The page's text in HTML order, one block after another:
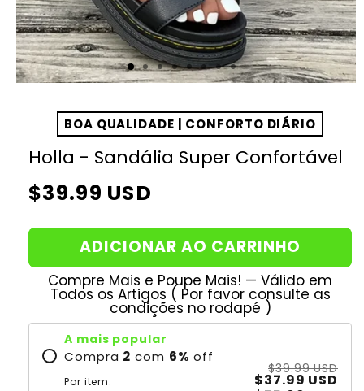
BOA QUALIDADE | CONFORTO DIÁRIO
Holla - Sandália Super Confortável
Preço
$39.99 USD
ADICIONAR AO CARRINHO
Compre Mais e Poupe Mais! — Válido em
Todos os Artigos ( Por favor consulte as
condições no rodapé )
A mais popular
Compra 2 com 6% off
Por item:
$39.99 USD
$37.99 USD